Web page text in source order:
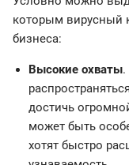
которым вирусный
бизнеса:
Высокие охваты.
достичь
может быть
хотят быстро